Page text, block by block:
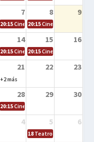
7 8 9
20:15Cine en la calle – El niño y la
20:15Cine en la calle –
14 15 16
20:15Cine en la calle – Tortugas
20:15Cine en la calle –
21 22 23
+2 más
28 29 30
20:15Cine en el calle – Tintín y el
4 5 6
18 Teatro – Tres